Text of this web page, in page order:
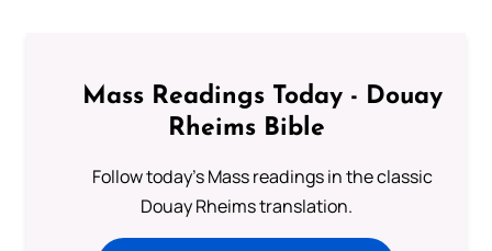
Mass Readings Today - Douay
Rheims Bible
Follow today's Mass readings in the classic
Douay Rheims translation.